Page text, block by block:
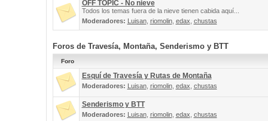
OFF TOPIC - No nieve
Todos los temas fuera de la nieve tienen cabida aquí...
Moderadores: Luisan, riomolin, edax chustas
Foros de Travesía, Montaña, Senderismo y BTT
Foro
Esquí de Travesía y Rutas de Montaña
Moderadores: Luisan, riomolin, edax chustas
Senderismo y BTT
Moderadores: Luisan, riomolin, edax chustas